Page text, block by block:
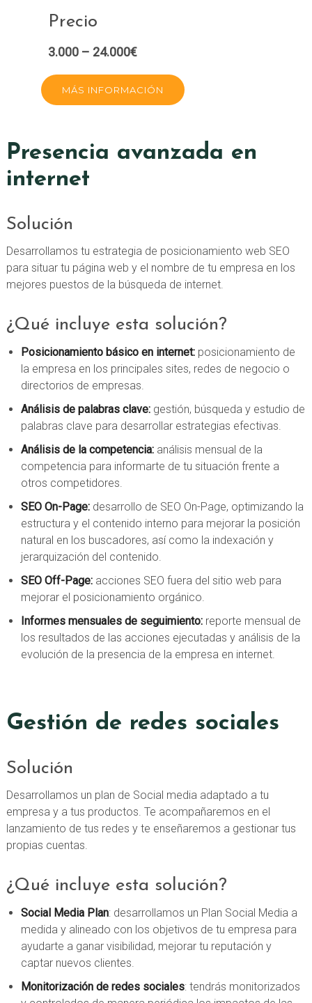
Precio
3.000 – 24.000€
MÁS INFORMACIÓN
Presencia avanzada en
internet
Solución
Desarrollamos tu estrategia de posicionamiento web SEO
para situar tu página web y el nombre de tu empresa en los
mejores puestos de la búsqueda de internet.
¿Qué incluye esta solución?
Posicionamiento básico en internet:posicionamiento de
la empresa en los principales sites, redes de negocio o
directorios de empresas.
Análisis de palabras clave: gestión, búsqueda y estudio de
palabras clave para desarrollar estrategias efectivas.
Análisis de la competencia: análisis mensual de la
competencia para informarte de tu situación frente a
otros competidores.
SEO On-Page: desarrollo de SEO On-Page, optimizando la
estructura y el contenido interno para mejorar la posición
natural en los buscadores, así como la indexación y
jerarquización del contenido.
SEO Off-Page: acciones SEO fuera del sitio web para
mejorar el posicionamiento orgánico.
Informes mensuales de seguimiento: reporte mensual de
los resultados de las acciones ejecutadas y análisis de la
evolución de la presencia de la empresa en internet.
Gestión de redes sociales
Solución
Desarrollamos un plan de Social media adaptado a tu
empresa y a tus productos. Te acompañaremos en el
lanzamiento de tus redes y te enseñaremos a gestionar tus
propias cuentas.
¿Qué incluye esta solución?
Social Media Plan: desarrollamos un Plan Social Media a
medida y alineado con los objetivos de tu empresa para
ayudarte a ganar visibilidad, mejorar tu reputación y
captar nuevos clientes.
Monitorización de redes sociales: tendrás monitorizados